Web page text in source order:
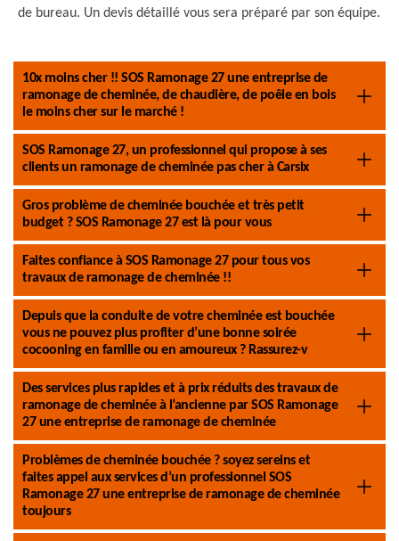
de bureau. Un devis détaillé vous sera préparé par son équipe.
10x moins cher !! SOS Ramonage 27 une entreprise de
ramonage de cheminée, de chaudière, de poêle en bois
le moins cher sur le marché !
SOS Ramonage 27, un professionnel qui propose à ses
clients un ramonage de cheminée pas cher à Carsix
Gros problème de cheminée bouchée et très petit
budget ? SOS Ramonage 27 est là pour vous
Faites confiance à SOS Ramonage 27 pour tous vos
travaux de ramonage de cheminée !!
Depuis que la conduite de votre cheminée est bouchée
vous ne pouvez plus profiter d’une bonne soirée
cocooning en famille ou en amoureux ? Rassurez-v
Des services plus rapides et à prix réduits des travaux de
ramonage de cheminée à l’ancienne par SOS Ramonage
27 une entreprise de ramonage de cheminée
Problèmes de cheminée bouchée ? soyez sereins et
faites appel aux services d’un professionnel SOS
Ramonage 27 une entreprise de ramonage de cheminée
toujours